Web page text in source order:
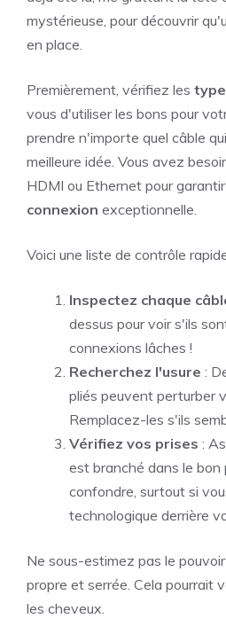
mystérieuse, pour découvrir
en place.
Premièrement, vérifiez les
vous d'utiliser les bons pour
prendre n'importe quel câble
meilleure idée. Vous avez
HDMI ou Ethernet pour
connexion exceptionnelle.
Voici une liste de contrôle
Inspectez chaque
dessus pour voir s'ils
connexions lâches !
Recherchez l'usure :
pliés peuvent perturber
Remplacez-les s'ils
Vérifiez vos prises :
est branché dans le
confondre, surtout si
technologique derrière
Ne sous-estimez pas le
propre et serrée. Cela pourrait
les cheveux.